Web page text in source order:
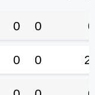
0 0 0
0 0